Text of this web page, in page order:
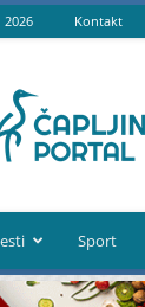
2026 Kontakt
portal
Sport